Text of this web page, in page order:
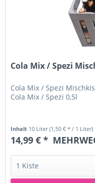
Cola Mix / Spezi
Cola Mix / Spezi
Cola Mix / Spezi 0,5l
Inhalt 10 Liter(1,50 € * / 1 Liter)
14,99 € *